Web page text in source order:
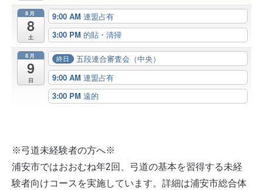
8月
8
土
9:00 AM 連盟占有
3:00 PM 的貼・清掃
8月
9
日
終日
五段連合審査会（中央）
9:00 AM 連盟占有
3:00 PM 遠的
※弓道未経験者の方へ※
浦安市ではおおむね年2回、弓道の基本を習得する未経
験者向けコースを実施しています。詳細は浦安市総合体